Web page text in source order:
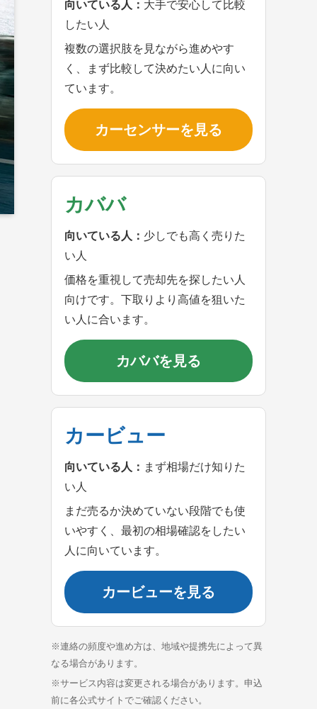
向いている人： 大手で安心して比較
したい人
複数の選択肢を見ながら進めやす
く、まず比較して決めたい人に向い
ています。
カーセンサーを見る
カババ
向いている人： 少しでも高く売りた
い人
価格を重視して売却先を探したい人
向けです。下取りより高値を狙いた
い人に合います。
カババを見る
カービュー
向いている人： まず相場だけ知りた
い人
まだ売るか決めていない段階でも使
いやすく、最初の相場確認をしたい
人に向いています。
カービューを見る
※連絡の頻度や進め方は、地域や提携先によって異
なる場合があります。
※サービス内容は変更される場合があります。申込
前に各公式サイトでご確認ください。